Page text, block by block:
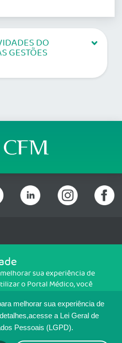
melhorar sua experiência de
a Lei Geral de
Pessoais (LGPD).
DO
GESTÕES
Sul, Brasília/DF - CEP: 70200-760 -
sua experiência de
o Portal Médico, você
sobre como isso é feito, acesse
concorda, clique em ACEITO.